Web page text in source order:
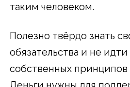
таким человеком.
Полезно твёрдо знать
обязательства и не
собственных принципов